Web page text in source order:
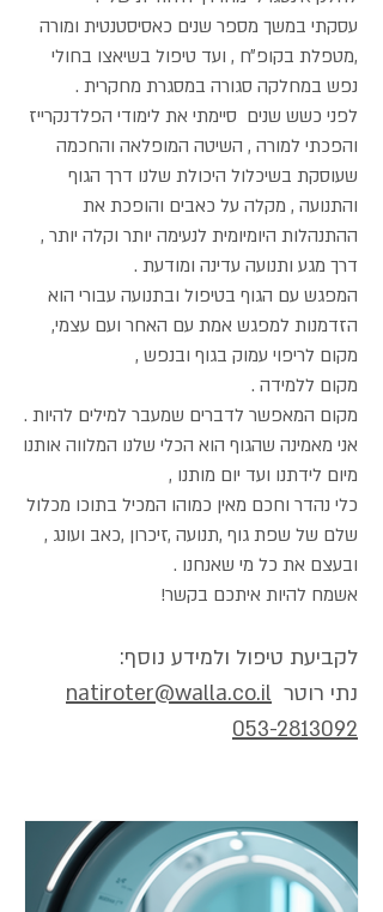
עסקתי במשך מספר שנים כאסיסטנטית ומורה
,מטפלת בקופ״ח , ועד טיפול בשיאצו בחולי
נפש במחלקה סגורה במסגרת מחקרית .
לפני כשש שנים סיימתי את לימודי הפלדנקרייז
והפכתי למורה , השיטה המופלאה והחכמה
שעוסקת בשיכלול היכולת שלנו דרך הגוף
והתנועה , מקלה על כאבים והופכת את
ההתנהלות היומיומית לנעימה יותר וקלה יותר ,
דרך מגע ותנועה עדינה ומודעת .
המפגש עם הגוף בטיפול ובתנועה עבורי הוא
הזדמנות למפגש אמת עם האחר ועם עצמי,
מקום לריפוי עמוק בגוף ובנפש ,
מקום ללמידה .
מקום המאפשר לדברים שמעבר למילים להיות .
אני מאמינה שהגוף הוא הכלי שלנו המלווה אותנו
מיום לידתנו ועד יום מותנו ,
כלי נהדר וחכם מאין כמוהו המכיל בתוכו מכלול
שלם של שפת גוף ,תנועה ,זיכרון ,כאב ועונג ,
ובעצם את כל מי שאנחנו .
אשמח להיות איתכם בקשר!
לקביעת טיפול ולמידע נוסף:
נתי רוטר natiroter@walla.co.il
053-2813092